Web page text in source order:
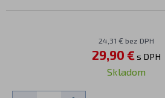
24,31 € bez DPH
29,90 €s DPH
Skladom